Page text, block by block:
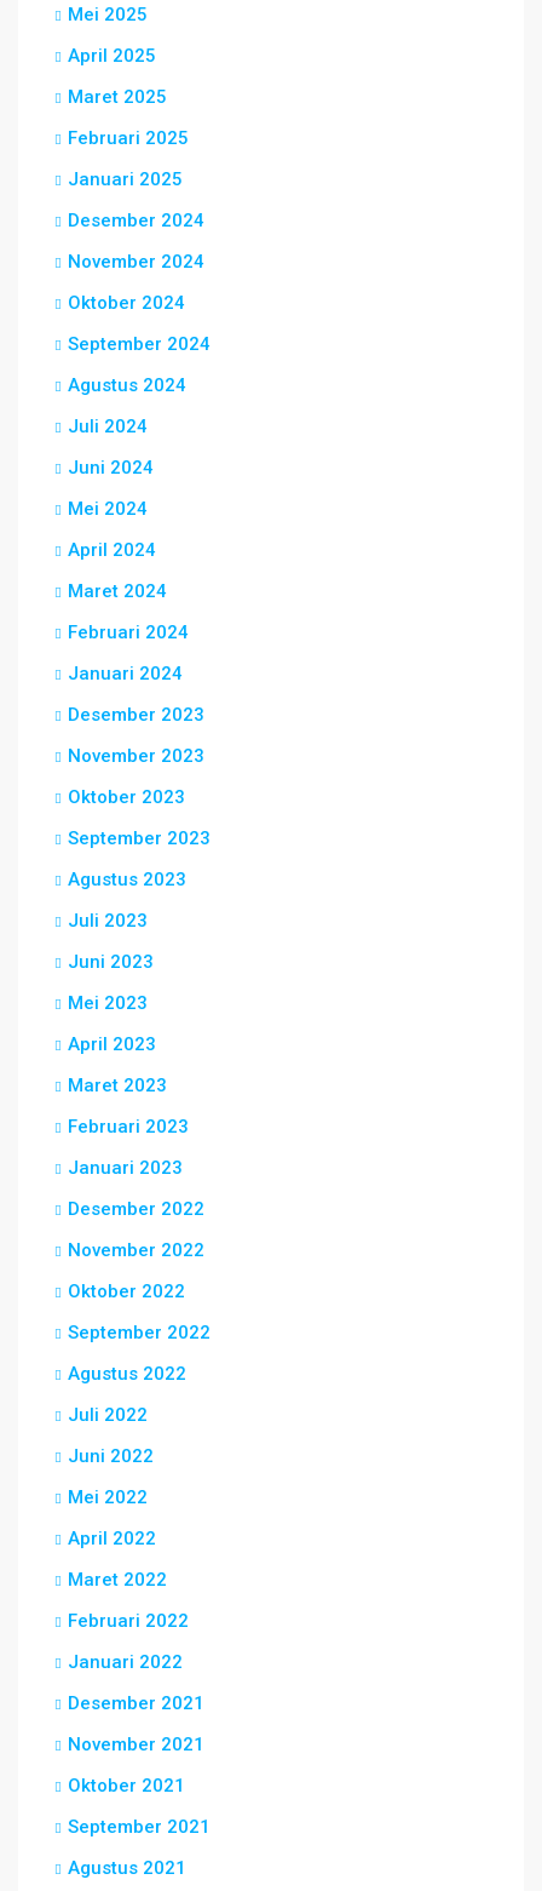
Mei 2025
April 2025
Maret 2025
Februari 2025
Januari 2025
Desember 2024
November 2024
Oktober 2024
September 2024
Agustus 2024
Juli 2024
Juni 2024
Mei 2024
April 2024
Maret 2024
Februari 2024
Januari 2024
Desember 2023
November 2023
Oktober 2023
September 2023
Agustus 2023
Juli 2023
Juni 2023
Mei 2023
April 2023
Maret 2023
Februari 2023
Januari 2023
Desember 2022
November 2022
Oktober 2022
September 2022
Agustus 2022
Juli 2022
Juni 2022
Mei 2022
April 2022
Maret 2022
Februari 2022
Januari 2022
Desember 2021
November 2021
Oktober 2021
September 2021
Agustus 2021